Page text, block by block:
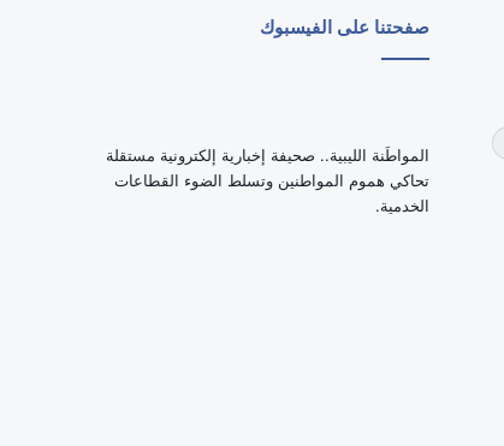
صفحتنا على الفيسبوك
‏المواطَنة الليبية.. صحيفة إخبارية إلكترونية مستقلة
تحاكي هموم المواطنين وتسلط الضوء القطاعات
الخدمية.